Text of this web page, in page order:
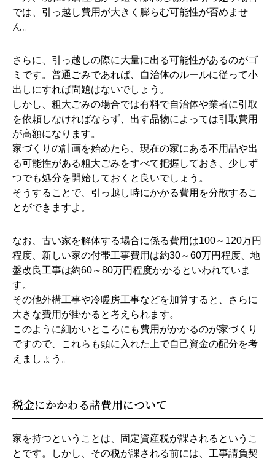
では、引っ越し費用が大きく膨らむ可能性が否めませ
ん。
さらに、引っ越しの際に大量に出る可能性があるのがゴ
ミです。普通ごみであれば、自治体のルールに従って小
出しにすれば問題はないでしょう。
しかし、粗大ごみの場合では有料で自治体や業者に引取
を依頼しなければならず、出す品物によっては引取費用
が高額になります。
家づくりの計画を始めたら、現在の家にある不用品や出
る可能性がある粗大ごみをすべて把握しておき、少しず
つでも処分を開始しておくと良いでしょう。
そうすることで、引っ越し時にかかる費用を分散するこ
とができますよ。
なお、古い家を解体する場合に係る費用は100～120万円
程度、新しい家の付帯工事費用は約30～60万円程度、地
盤改良工事は約60～80万円程度かかるといわれていま
す。
その他外構工事や冷暖房工事などを加算すると、さらに
大きな費用が掛かると考えられます。
このように細かいところにも費用がかかるのが家づくり
ですので、これらも頭に入れた上で自己資金の配分を考
えましょう。
税金にかかわる諸費用について
家を持つということは、固定資産税が課されるというこ
とです。しかし、その税が課される前には、工事請負契